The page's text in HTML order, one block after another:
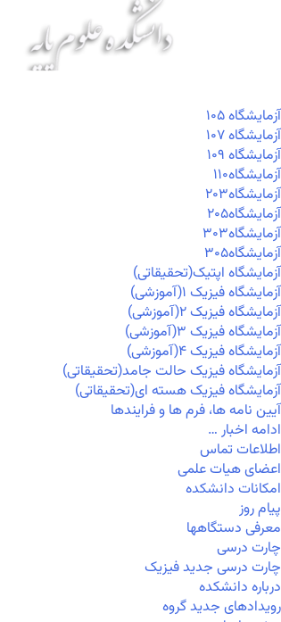
آزمايشگاه ۱۰۵
آزمايشگاه ۱۰۷
آزمايشگاه ۱۰۹
آزمايشگاه۱۱۰
آزمايشگاه۲۰۳
آزمايشگاه۲۰۵
آزمايشگاه۳۰۳
آزمايشگاه۳۰۵
آزمایشگاه اپتیک(تحقیقاتی)
آزمایشگاه فیزیک ۱(آموزشی)
آزمایشگاه فیزیک ۲(آموزشی)
آزمایشگاه فیزیک ۳(آموزشی)
آزمایشگاه فیزیک ۴(آموزشی)
آزمایشگاه فیزیک حالت جامد(تحقیقاتی)
آزمایشگاه فیزیک هسته ای(تحقیقاتی)
آیین نامه ها، فرم ها و فرایندها
ادامه اخبار …
اطلاعات تماس
اعضای هیات علمی
امکانات دانشکده
پیام روز
معرفی دستگاهها
چارت درسی
چارت درسی جدید فیزیک
درباره دانشکده
رویدادهای جدید گروه